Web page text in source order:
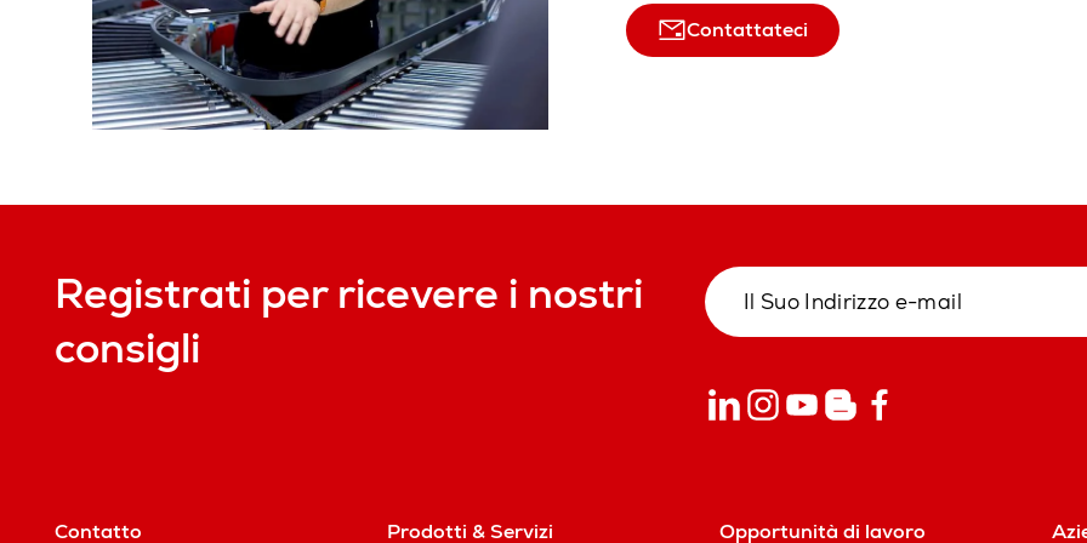
Contattateci
Registrati per ricevere i nostri
consigli
Contatto Prodotti & Servizi Opportunità di lavoro